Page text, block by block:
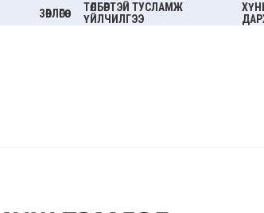
ЗӨВЛӨГӨӨ
ТӨЛБӨРТЭЙ ТУСЛАМЖ
ҮЙЛЧИЛГЭЭ